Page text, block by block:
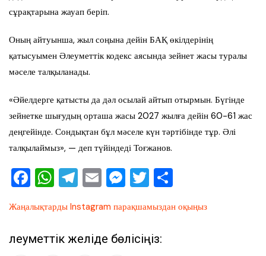
сұрақтарына жауап беріп.
Оның айтуынша, жыл соңына дейін БАҚ өкілдерінің
қатысуымен Әлеуметтік кодекс аясында зейнет жасы туралы
мәселе талқыланады.
«Әйелдерге қатысты да дәл осылай айтып отырмын. Бүгінде
зейнетке шығудың орташа жасы 2027 жылға дейін 60-61 жас
деңгейінде. Сондықтан бұл мәселе күн тәртібінде тұр. Әлі
талқылаймыз», — деп түйіндеді Тоғжанов.
F
c
e
W
at
s
T
el
e
gr
E
ai
l
M
ss
e
T
tt
er
ра
Жаңалықтарды Instagram парақшамыздан оқыңыз
Әлеуметтік желіде бөлісіңіз: